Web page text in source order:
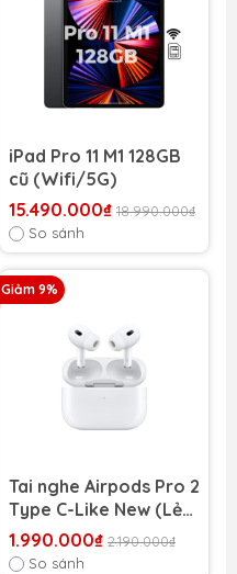
iPad Pro 11 M1 128GB
cũ (Wifi/5G)
15.490.000₫ 18.990.000₫
So sánh
Giảm 9%
Tai nghe Airpods Pro 2
Type C-Like New (Lẻ
và bộ)
1.990.000₫ 2.190.000₫
So sánh